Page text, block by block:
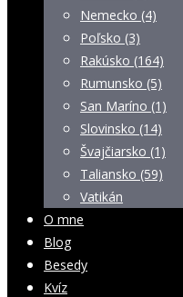
Nemecko (4)
Poľsko (3)
Rakúsko (164)
Rumunsko (5)
San Maríno (1)
Slovinsko (14)
Švajčiarsko (1)
Taliansko (59)
Vatikán
O mne
Blog
Besedy
Kvíz